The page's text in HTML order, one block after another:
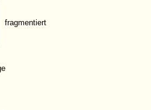
fragmentiert